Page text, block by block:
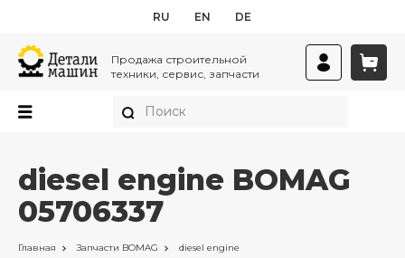
RU EN DE
Продажа строительной
техники, сервис, запчасти
diesel engine BOMAG
05706337
Главная Запчасти BOMAG diesel engine